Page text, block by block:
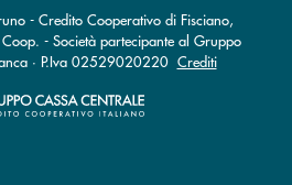
- Credito Cooperativo di Fisciano,
- Società partecipante al Gruppo
· P.Iva 02529020220 Crediti